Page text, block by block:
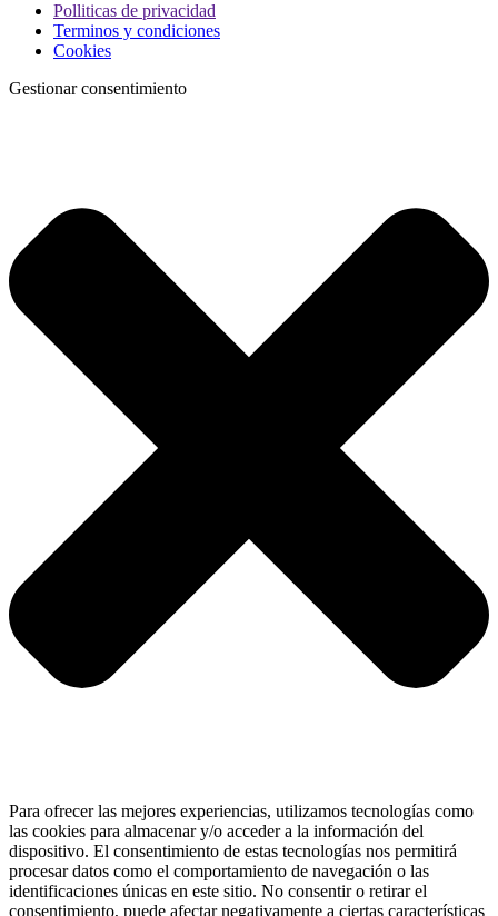
Polliticas de privacidad
Terminos y condiciones
Cookies
Gestionar consentimiento
Para ofrecer las mejores experiencias, utilizamos tecnologías como
las cookies para almacenar y/o acceder a la información del
dispositivo. El consentimiento de estas tecnologías nos permitirá
procesar datos como el comportamiento de navegación o las
identificaciones únicas en este sitio. No consentir o retirar el
consentimiento, puede afectar negativamente a ciertas características